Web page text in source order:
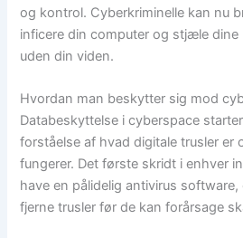
og kontrol. Cyberkriminelle kan nu
inficere din computer og stjæle
uden din viden.
Hvordan man beskytter sig mod
Databeskyttelse i cyberspace
forståelse af hvad digitale trusler er
fungerer. Det første skridt i enhver
have en pålidelig antivirus
fjerne trusler før de kan forårsage